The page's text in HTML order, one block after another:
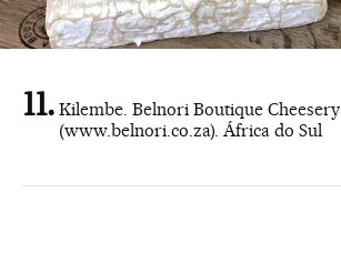
Kilembe. Belnori Boutique Cheesery
(www.belnori.co.za). África do Sul